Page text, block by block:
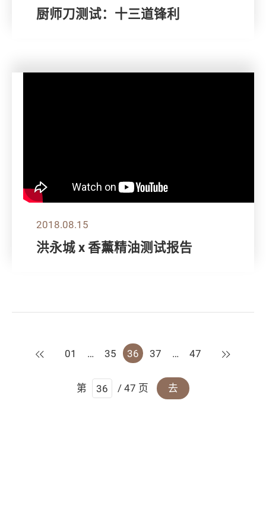
厨师刀测试：十三道锋利
2018.08.15
洪永城 x 香薰精油测试报告
上一页
01 … 35 36 37 … 47 下一页
第 / 47 页 去